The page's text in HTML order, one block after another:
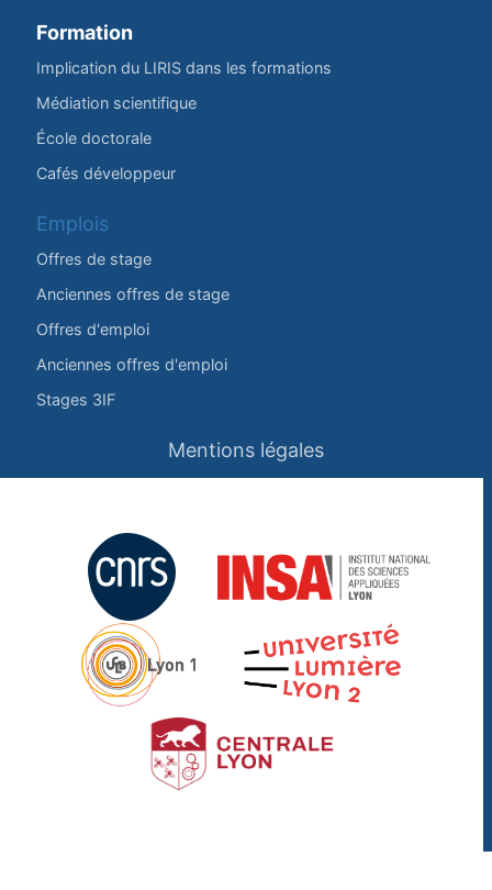
Formation
Implication du LIRIS dans les formations
Médiation scientifique
École doctorale
Cafés développeur
Emplois
Offres de stage
Anciennes offres de stage
Offres d'emploi
Anciennes offres d'emploi
Stages 3IF
Mentions légales